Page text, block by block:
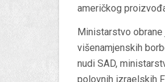
američkog
Ministarstvo obrane
višenamjenskih
nudi SAD,
polovnih izraelskih